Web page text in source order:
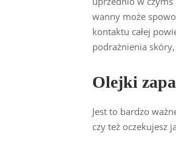
wanny może
kontaktu całej
podrażnienia
Olejki
Jest to bardzo
czy też oczekujesz